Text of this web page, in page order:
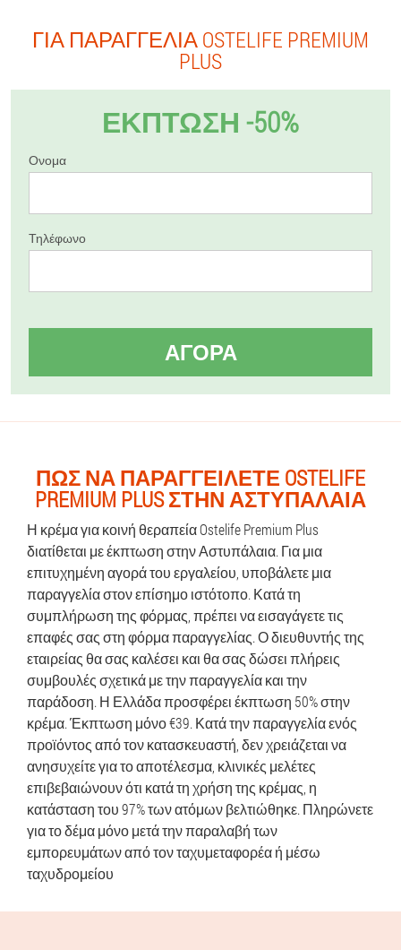
ΓΙΑ ΠΑΡΑΓΓΕΛΊΑ OSTELIFE PREMIUM
PLUS
ΕΚΠΤΩΣΗ -50%
Ονομα
Τηλέφωνο
ΑΓΟΡΆ
ΠΏΣ ΝΑ ΠΑΡΑΓΓΕΊΛΕΤΕ OSTELIFE
PREMIUM PLUS ΣΤΗΝ ΑΣΤΥΠΆΛΑΙΑ
Η κρέμα για κοινή θεραπεία Ostelife Premium Plus
διατίθεται με έκπτωση στην Αστυπάλαια. Για μια
επιτυχημένη αγορά του εργαλείου, υποβάλετε μια
παραγγελία στον επίσημο ιστότοπο. Κατά τη
συμπλήρωση της φόρμας, πρέπει να εισαγάγετε τις
επαφές σας στη φόρμα παραγγελίας. Ο διευθυντής της
εταιρείας θα σας καλέσει και θα σας δώσει πλήρεις
συμβουλές σχετικά με την παραγγελία και την
παράδοση. Η Ελλάδα προσφέρει έκπτωση 50% στην
κρέμα. Έκπτωση μόνο €39. Κατά την παραγγελία ενός
προϊόντος από τον κατασκευαστή, δεν χρειάζεται να
ανησυχείτε για το αποτέλεσμα, κλινικές μελέτες
επιβεβαιώνουν ότι κατά τη χρήση της κρέμας, η
κατάσταση του 97% των ατόμων βελτιώθηκε. Πληρώνετε
για το δέμα μόνο μετά την παραλαβή των
εμπορευμάτων από τον ταχυμεταφορέα ή μέσω
ταχυδρομείου